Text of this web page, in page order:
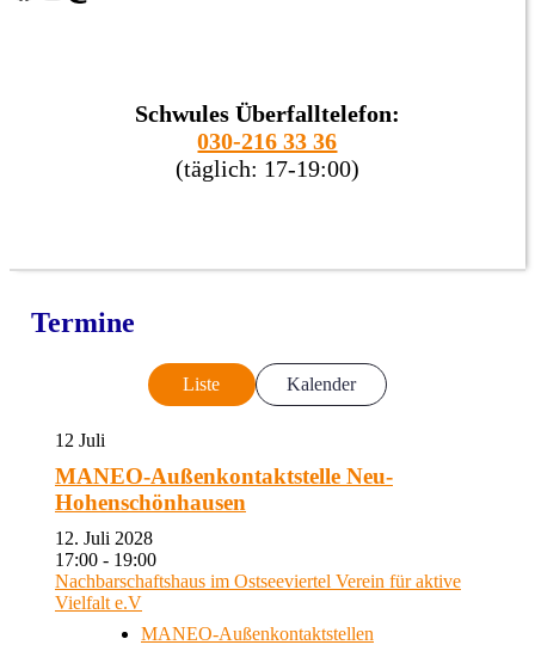
Schwules Überfalltelefon:
030-216 33 36
(täglich: 17-19:00)
Termine
Liste Kalender
12 Juli
MANEO-Außenkontaktstelle Neu-
Hohenschönhausen
12. Juli 2028
17:00 - 19:00
Nachbarschaftshaus im Ostseeviertel Verein für aktive
Vielfalt e.V
MANEO-Außenkontaktstellen